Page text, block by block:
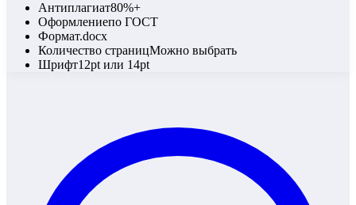
Антиплагиат80%+
Оформлениепо ГОСТ
Формат.docx
Количество страницМожно выбрать
Шрифт12pt или 14pt